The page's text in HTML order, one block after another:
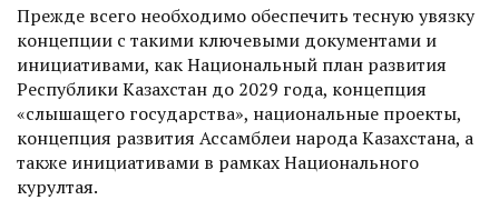
Прежде всего необходимо обеспечить тесную увязку
концепции с такими ключевыми документами и
инициативами, как Национальный план развития
Республики Казахстан до 2029 года, концепция
«слышащего государства», национальные проекты,
концепция развития Ассамблеи народа Казах­стана, а
также инициативами в рамках Национального
курултая.